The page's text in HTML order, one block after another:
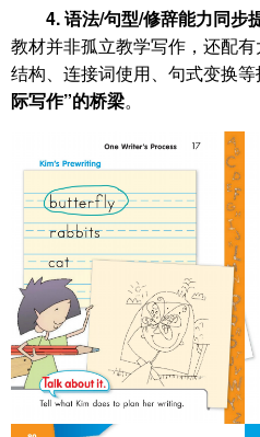
4. 语法/句型/修辞能力同步
教材并非孤立教学写作，还配
结构、连接词使用、句式变换
际写作”的桥梁。